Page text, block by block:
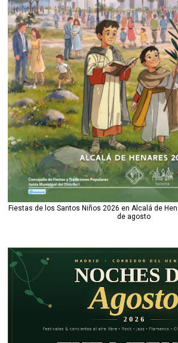
Fiestas de los Santos Niños 2026 en Alcalá de
de agosto